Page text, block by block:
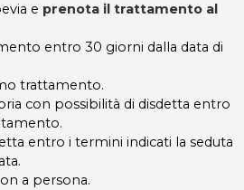
e prenota il trattamento al
entro 30 giorni dalla data di
trattamento.
con possibilità di disdetta entro
entro i termini indicati la seduta
a persona.